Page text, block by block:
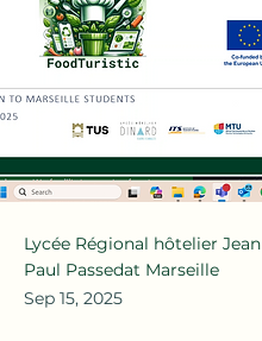
Lycée Régional hôtelier Jean
Paul Passedat Marseille
Sep 15, 2025